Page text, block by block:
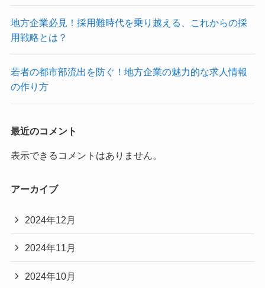
地方企業必見！採用難時代を乗り越える、これからの採
用戦略とは？
若者の都市部流出を防ぐ！地方企業の魅力的な求人情報
の作り方
最近のコメント
表示できるコメントはありません。
アーカイブ
2024年12月
2024年11月
2024年10月